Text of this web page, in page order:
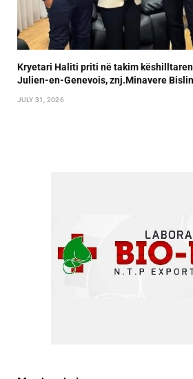
Kryetari Haliti priti në takim
Julien-en-Genevois, znj.Minavere
JULY 31, 2026